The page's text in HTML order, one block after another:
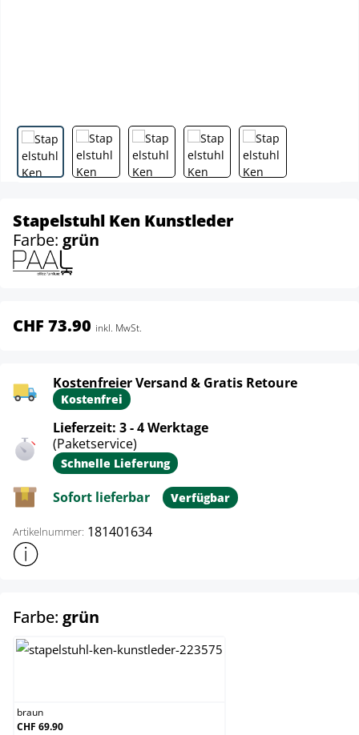
Stapelstuhl Ken Kunstleder
Farbe: grün
CHF 73.90 inkl. MwSt.
Kostenfreier Versand & Gratis Retoure
Kostenfrei
Lieferzeit: 3 - 4 Werktage
(Paketservice)
Schnelle Lieferung
Sofort lieferbar Verfügbar
Artikelnummer: 181401634
Weitere Produktinformationen anzeigen
Farbe: grün
braun
CHF 69.90